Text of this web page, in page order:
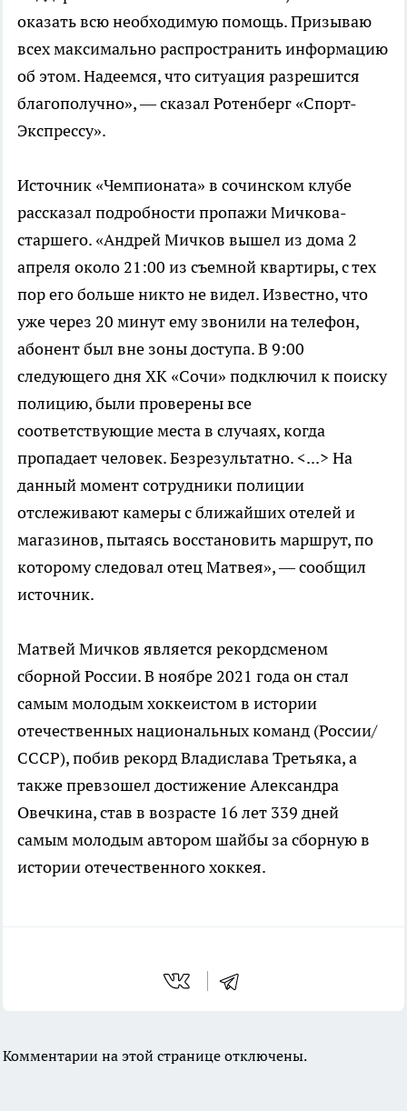
оказать всю необходимую помощь. Призываю
всех максимально распространить информацию
об этом. Надеемся, что ситуация разрешится
благополучно», — сказал Ротенберг «Спорт-
Экспрессу».
Источник «Чемпионата» в сочинском клубе
рассказал подробности пропажи Мичкова-
старшего. «Андрей Мичков вышел из дома 2
апреля около 21:00 из съемной квартиры, с тех
пор его больше никто не видел. Известно, что
уже через 20 минут ему звонили на телефон,
абонент был вне зоны доступа. В 9:00
следующего дня ХК «Сочи» подключил к поиску
полицию, были проверены все
соответствующие места в случаях, когда
пропадает человек. Безрезультатно. <...> На
данный момент сотрудники полиции
отслеживают камеры с ближайших отелей и
магазинов, пытаясь восстановить маршрут, по
которому следовал отец Матвея», — сообщил
источник.
Матвей Мичков является рекордсменом
сборной России. В ноябре 2021 года он стал
самым молодым хоккеистом в истории
отечественных национальных команд (России/
СССР), побив рекорд Владислава Третьяка, а
также превзошел достижение Александра
Овечкина, став в возрасте 16 лет 339 дней
самым молодым автором шайбы за сборную в
истории отечественного хоккея.
Комментарии на этой странице отключены.